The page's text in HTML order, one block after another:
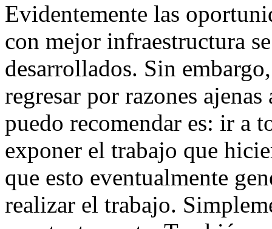
Evidentemente las
con mejor infraestructura
desarrollados. Sin
regresar por razones
puedo recomendar es: ir a
exponer el trabajo que
que esto eventualmente
realizar el trabajo.